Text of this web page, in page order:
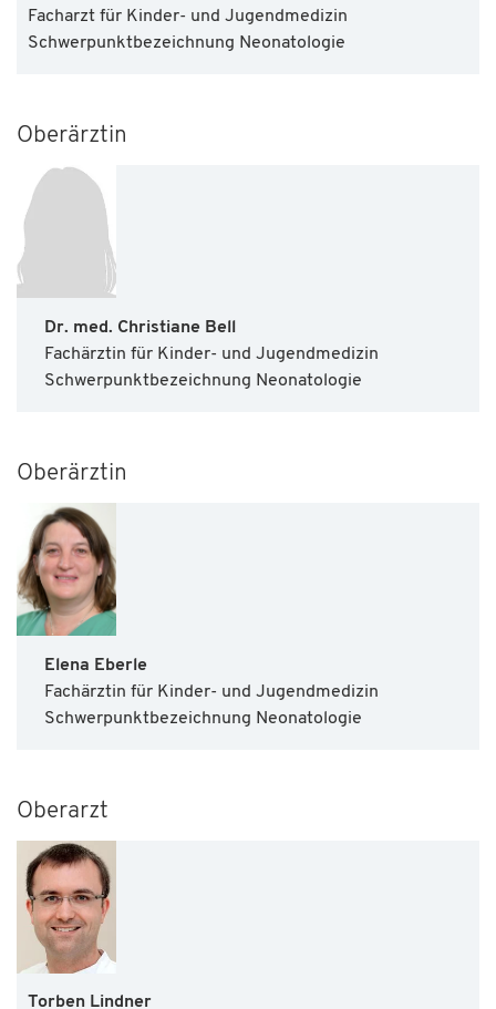
Facharzt für Kinder- und Jugendmedizin
Schwerpunktbezeichnung Neonatologie
Oberärztin
Dr. med. Christiane Bell
Fachärztin für Kinder- und Jugendmedizin
Schwerpunktbezeichnung Neonatologie
Oberärztin
Elena Eberle
Fachärztin für Kinder- und Jugendmedizin
Schwerpunktbezeichnung Neonatologie
Oberarzt
Torben Lindner